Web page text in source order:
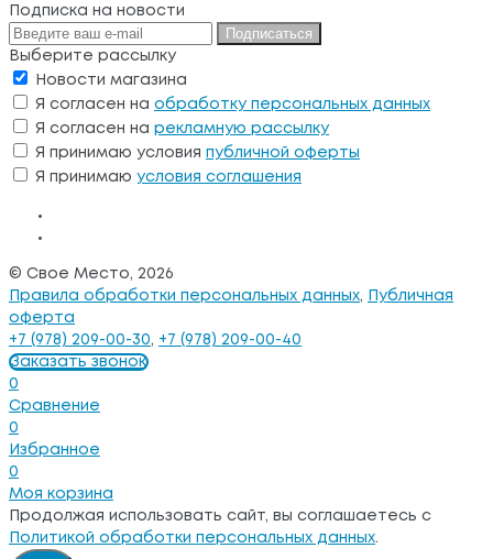
Подписка на новости
Подписаться
Выберите рассылку
Новости магазина
Я согласен на обработку персональных данных
Я согласен на рекламную рассылку
Я принимаю условия публичной оферты
Я принимаю условия соглашения
© Свое Место, 2026
Правила обработки персональных данных,
Публичная
оферта
+7 (978) 209-00-30, +7 (978) 209-00-40
Заказать звонок
0
Сравнение
0
Избранное
0
Моя корзина
Продолжая использовать сайт, вы соглашаетесь с
Политикой обработки персональных данных.